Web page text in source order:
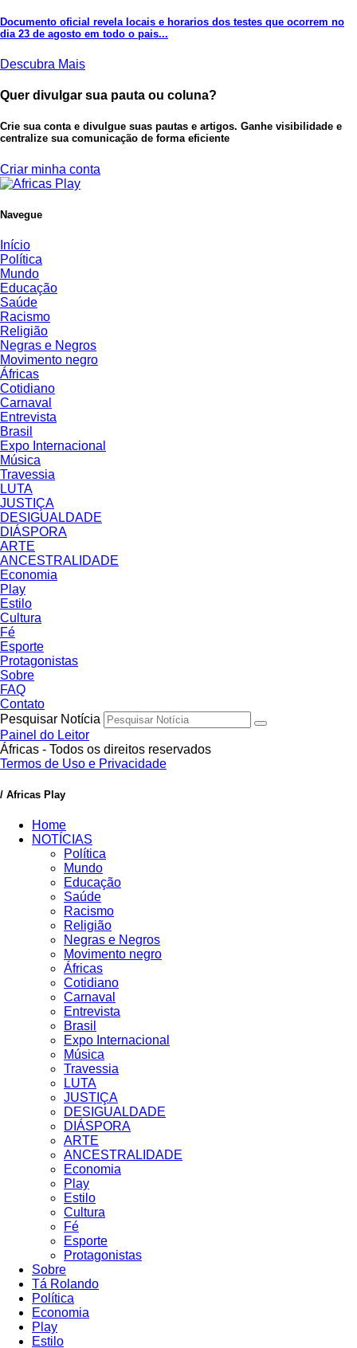
Documento oficial revela locais e horarios dos testes que ocorrem no
dia 23 de agosto em todo o pais...
Descubra Mais
Quer divulgar sua pauta ou coluna?
Crie sua conta e divulgue suas pautas e artigos. Ganhe visibilidade e
centralize sua comunicação de forma eficiente
Criar minha conta
Navegue
Início
Política
Mundo
Educação
Saúde
Racismo
Religião
Negras e Negros
Movimento negro
Áfricas
Cotidiano
Carnaval
Entrevista
Brasil
Expo Internacional
Música
Travessia
LUTA
JUSTIÇA
DESIGUALDADE
DIÁSPORA
ARTE
ANCESTRALIDADE
Economia
Play
Estilo
Cultura
Fé
Esporte
Protagonistas
Sobre
FAQ
Contato
Pesquisar Notícia
Painel do Leitor
Áfricas - Todos os direitos reservados
Termos de Uso e Privacidade
/ Africas Play
Home
NOTÍCIAS
Política
Mundo
Educação
Saúde
Racismo
Religião
Negras e Negros
Movimento negro
Áfricas
Cotidiano
Carnaval
Entrevista
Brasil
Expo Internacional
Música
Travessia
LUTA
JUSTIÇA
DESIGUALDADE
DIÁSPORA
ARTE
ANCESTRALIDADE
Economia
Play
Estilo
Cultura
Fé
Esporte
Protagonistas
Sobre
Tá Rolando
Política
Economia
Play
Estilo